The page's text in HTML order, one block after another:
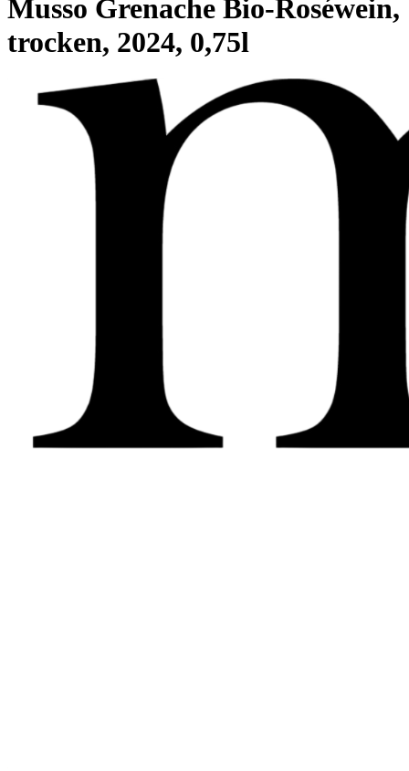
Musso Grenache Bio-Roséwein,
trocken, 2024, 0,75l